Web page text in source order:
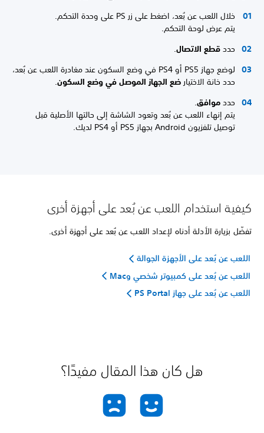
خلال اللعب عن بُعد، اضغط على زر PS على وحدة التحكم.
يتم عرض لوحة التحكم.
حددقطع الاتصال.
لوضع جهاز PS5 أو PS4 في وضع السكون عند مغادرة اللعب عن بُعد،
حدد خانة الاختيارضع الجهاز الموصل في وضع السكون.
حددموافق.
يتم إنهاء اللعب عن بُعد وتعود الشاشة إلى حالتها الأصلية قبل
توصيل تلفزيون Android بجهاز PS5 أو PS4 لديك.
كيفية استخدام اللعب عن بُعد على أجهزة أخرى
تفضّل بزيارة الأدلة أدناه لإعداد اللعب عن بُعد على أجهزة أخرى.
اللعب عن بُعد على الأجهزة الجوالة
اللعب عن بُعد على كمبيوتر شخصي وMac
اللعب عن بُعد على جهاز PS Portal
هل كان هذا المقال مفيدًا؟